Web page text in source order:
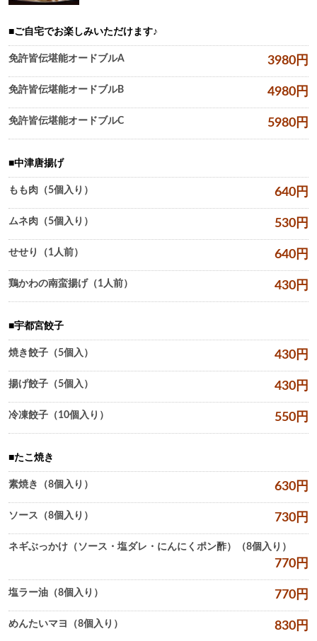
ご自宅でお楽しみいただけます♪
免許皆伝堪能オードブルA 3980 円
免許皆伝堪能オードブルB 4980 円
免許皆伝堪能オードブルC 5980 円
中津唐揚げ
もも肉（5個入り） 640 円
ムネ肉（5個入り） 530 円
せせり（1人前） 640 円
鶏かわの南蛮揚げ（1人前） 430 円
宇都宮餃子
焼き餃子（5個入） 430 円
揚げ餃子（5個入） 430 円
冷凍餃子（10個入り） 550 円
たこ焼き
素焼き（8個入り） 630 円
ソース（8個入り） 730 円
ネギぶっかけ（ソース・塩ダレ・にんにくポン酢）（8個入り）
770 円
塩ラー油（8個入り） 770 円
めんたいマヨ（8個入り） 830 円